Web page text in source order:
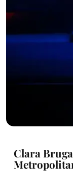
Clara